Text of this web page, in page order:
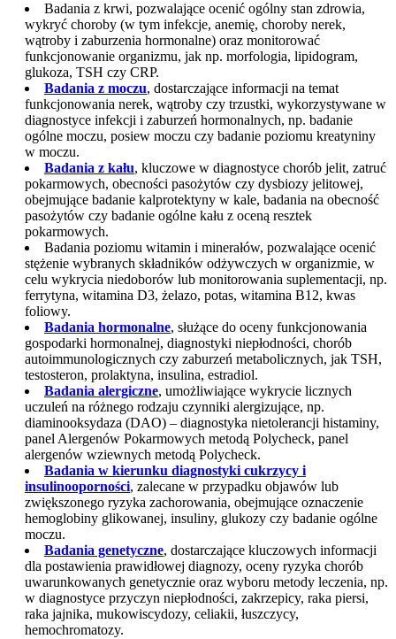
Badania z krwi, pozwalające ocenić ogólny stan zdrowia,
wykryć choroby (w tym infekcje, anemię, choroby nerek,
wątroby i zaburzenia hormonalne) oraz monitorować
funkcjonowanie organizmu, jak np. morfologia, lipidogram,
glukoza, TSH czy CRP.
Badania z moczu, dostarczające informacji na temat
funkcjonowania nerek, wątroby czy trzustki, wykorzystywane w
diagnostyce infekcji i zaburzeń hormonalnych, np. badanie
ogólne moczu, posiew moczu czy badanie poziomu kreatyniny
w moczu.
Badania z kału, kluczowe w diagnostyce chorób jelit, zatruć
pokarmowych, obecności pasożytów czy dysbiozy jelitowej,
obejmujące badanie kalprotektyny w kale, badania na obecność
pasożytów czy badanie ogólne kału z oceną resztek
pokarmowych.
Badania poziomu witamin i minerałów, pozwalające ocenić
stężenie wybranych składników odżywczych w organizmie, w
celu wykrycia niedoborów lub monitorowania suplementacji, np.
ferrytyna, witamina D3, żelazo, potas, witamina B12, kwas
foliowy.
Badania hormonalne, służące do oceny funkcjonowania
gospodarki hormonalnej, diagnostyki niepłodności, chorób
autoimmunologicznych czy zaburzeń metabolicznych, jak TSH,
testosteron, prolaktyna, insulina, estradiol.
Badania alergiczne, umożliwiające wykrycie licznych
uczuleń na różnego rodzaju czynniki alergizujące, np.
diaminooksydaza (DAO) – diagnostyka nietolerancji histaminy,
panel Alergenów Pokarmowych metodą Polycheck, panel
alergenów wziewnych metodą Polycheck.
Badania w kierunku diagnostyki cukrzycy i
insulinooporności, zalecane w przypadku objawów lub
zwiększonego ryzyka zachorowania, obejmujące oznaczenie
hemoglobiny glikowanej, insuliny, glukozy czy badanie ogólne
moczu.
Badania genetyczne, dostarczające kluczowych informacji
dla postawienia prawidłowej diagnozy, oceny ryzyka chorób
uwarunkowanych genetycznie oraz wyboru metody leczenia, np.
w diagnostyce przyczyn niepłodności, zakrzepicy, raka piersi,
raka jajnika, mukowiscydozy, celiakii, łuszczycy,
hemochromatozy.